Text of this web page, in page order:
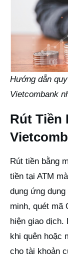
Hướng dẫn
Vietcombank
Rút Tiền
Rút tiền bằng
tiền tại ATM
dụng ứng
minh, quét mã
hiện giao
khi quên hoặc
cho tài khoản